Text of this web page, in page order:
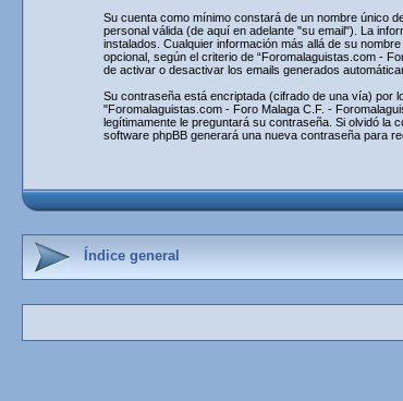
Su cuenta como mínimo constará de un nombre único
personal válida (de aquí en adelante "su email"). La
instalados. Cualquier información más allá de su
opcional, según el criterio de “Foromalaguistas.com -
de activar o desactivar los emails generados
Su contraseña está encriptada (cifrado de una vía) por
"Foromalaguistas.com - Foro Malaga C.F. -
legítimamente le preguntará su contraseña. Si olvidó la
software phpBB generará una nueva contraseña para
Índice general